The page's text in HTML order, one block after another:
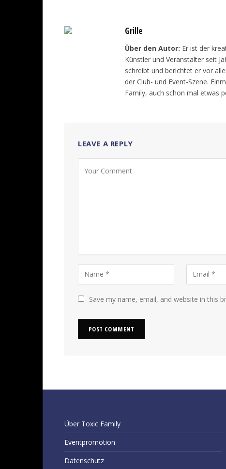
Grille
Über den Autor: Er ist der
Künstler und Veranstalter seit
schreibt und berichtet er vor
der Club- und Event-Szene.
Family, auch schon mal etwas
LEAVE A REPLY
Save my name, email, and website in this
Über Toxic Family
Eventpromotion
Datenschutz